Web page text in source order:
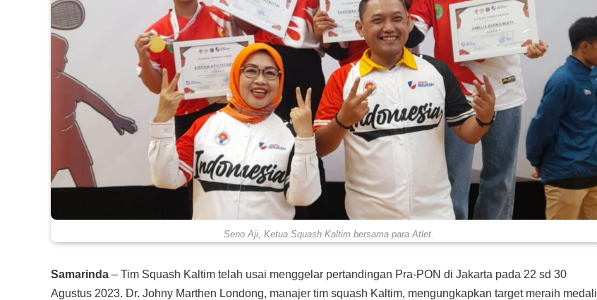
Seno Aji, Ketua Squash Kaltim bersama para Atlet.
Samarinda – Tim Squash Kaltim telah usai menggelar pertandingan Pra-PON di Jakarta pada 22 sd 30
Agustus 2023. Dr. Johny Marthen Londong, manajer tim squash Kaltim, mengungkapkan target meraih medali